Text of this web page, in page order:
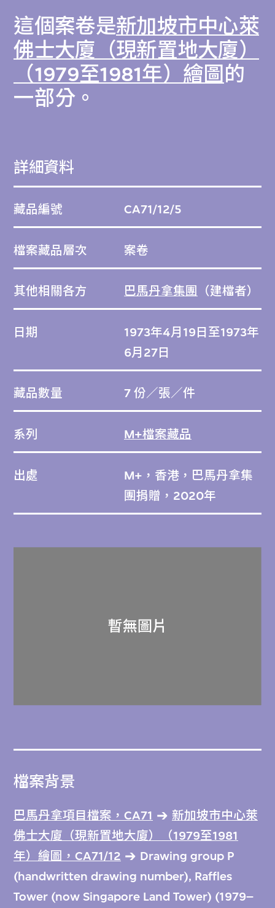
這個案卷是新加坡市中心萊
佛士大廈（現新置地大廈）
（1979至1981年）繪圖 的
一部分。
詳細資料
藏品編號 CA71/12/5
檔案藏品層次 案卷
其他相關各方 巴馬丹拿集團 （建檔者）
日期
1973年4月19日至1973年
6月27日
藏品數量 7 份／張／件
系列 M+檔案藏品
出處
M+，香港，巴馬丹拿集
團捐贈，2020年
檔案背景
巴馬丹拿項目檔案，CA71
新加坡市中心萊
佛士大廈（現新置地大廈）（1979至1981
年）繪圖，CA71/12
Drawing group P
(handwritten drawing number), Raffles
Tower (now Singapore Land Tower) (1979–